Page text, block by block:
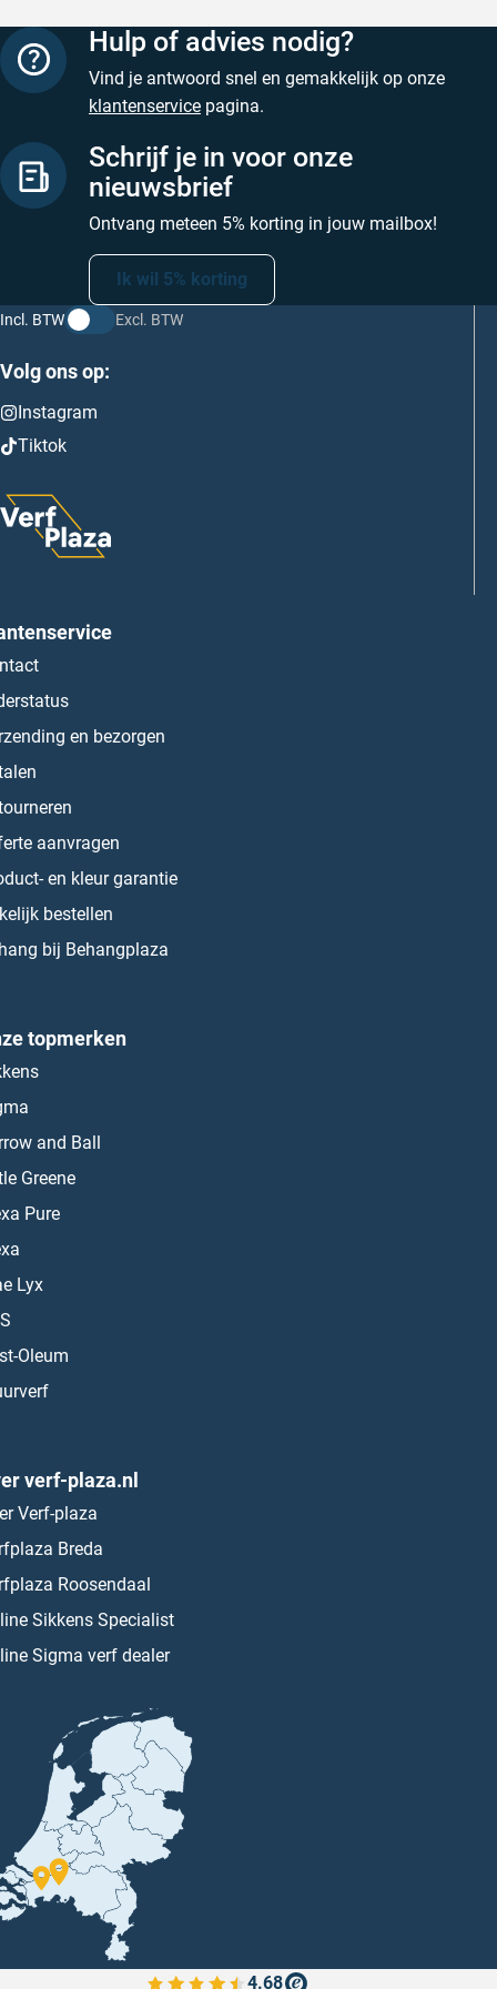
Hulp of advies nodig?
Vind je antwoord snel en gemakkelijk op onze
klantenservice pagina.
Schrijf je in voor onze
nieuwsbrief
Ontvang meteen 5% korting in jouw mailbox!
Ik wil 5% korting
Incl. BTW Excl. BTW
Volg ons op:
Instagram
Tiktok
en bezorgen
aanvragen
en kleur garantie
bestellen
bij Behangplaza
topmerken
and Ball
Greene
Pure
Lyx
Oleum
verf-plaza.nl
Verf-plaza
Breda
Roosendaal
Sikkens Specialist
Sigma verf dealer
4.68